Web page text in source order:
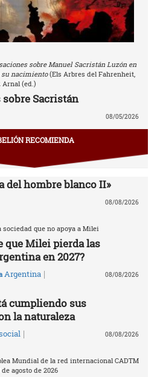
sobre Manuel Sacristán Luzón en
nacimiento(Els Arbres del Fahrenheit,
Arnal (ed.)
Sacristán
08/05/2026
RECOMIENDA
del hombre blanco II»
08/08/2026
que no apoya a Milei
que Milei pierda las
en 2027?
Argentina | 08/08/2026
cumpliendo sus
la naturaleza
| 08/08/2026
Mundial de la red internacional CADTM
agosto de 2026